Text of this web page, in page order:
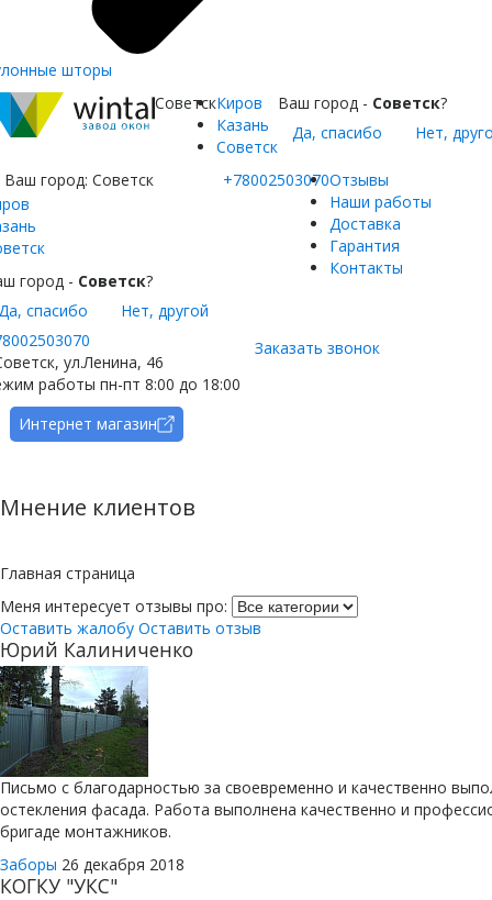
шторы
СоветскКиров
Казань
Советск
Ваш город - Советск?
Да, спасибо
Нет,
Ваш город: Советск
город - Советск?
спасибо
Нет, другой
+78002503070Отзывы
Наши работы
Доставка
Гарантия
Контакты
ул.Ленина, 46
работы пн-пт 8:00 до 18:00
Интернет магазин
Заказать звонок
Мнение клиентов
Главная страница
Меня интересует отзывы про:
Оставить жалобу Оставить отзыв
Юрий Калиниченко
Письмо с благодарностью за своевременно и качественно
остекления фасада. Работа выполнена качественно и
бригаде монтажников.
Заборы 26 декабря 2018
КОГКУ "УКС"